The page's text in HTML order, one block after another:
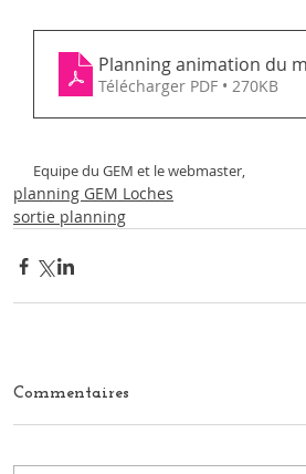
Planning animation du
Télécharger PDF • 270KB
Equipe du GEM et le webmaster,
planning GEM Loches
sortie planning
Commentaires